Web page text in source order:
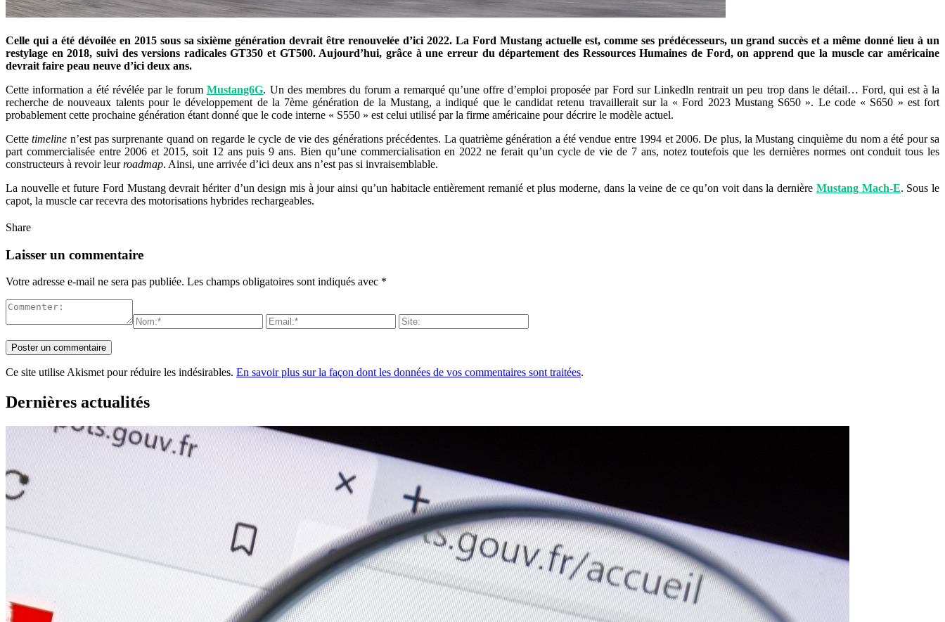
Celle qui a été dévoilée en 2015 sous sa sixième génération devrait être renouvelée d’ici 2022. La Ford Mustang actuelle est, comme ses prédécesseurs, un grand succès et a même donné lieu à un
restylage en 2018, suivi des versions radicales GT350 et GT500. Aujourd’hui, grâce à une erreur du département des Ressources Humaines de Ford, on apprend que la muscle car américaine
devrait faire peau neuve d’ici deux ans.
Cette information a été révélée par le forumMustang6G. Un des membres du forum a remarqué qu’une offre d’emploi proposée par Ford sur Linkedln rentrait un peu trop dans le détail… Ford, qui est à la
recherche de nouveaux talents pour le développement de la 7ème génération de la Mustang, a indiqué que le candidat retenu travaillerait sur la « Ford 2023 Mustang S650 ». Le code « S650 » est fort
probablement cette prochaine génération étant donné que le code interne « S550 » est celui utilisé par la firme américaine pour décrire le modèle actuel.
Cettetimeline n’est pas surprenante quand on regarde le cycle de vie des générations précédentes. La quatrième génération a été vendue entre 1994 et 2006. De plus, la Mustang cinquième du nom a été pour sa
part commercialisée entre 2006 et 2015, soit 12 ans puis 9 ans. Bien qu’une commercialisation en 2022 ne ferait qu’un cycle de vie de 7 ans, notez toutefois que les dernières normes ont conduit tous les
constructeurs à revoir leurroadmap. Ainsi, une arrivée d’ici deux ans n’est pas si invraisemblable.
La nouvelle et future Ford Mustang devrait hériter d’un design mis à jour ainsi qu’un habitacle entièrement remanié et plus moderne, dans la veine de ce qu’on voit dans la dernière Mustang Mach-E. Sous le
capot, la muscle car recevra des motorisations hybrides rechargeables.
Share
Laisser un commentaire
Votre adresse e-mail ne sera pas publiée. Les champs obligatoires sont indiqués avec *
Ce site utilise Akismet pour réduire les indésirables. En savoir plus sur la façon dont les données de vos commentaires sont traitées.
Dernières actualités